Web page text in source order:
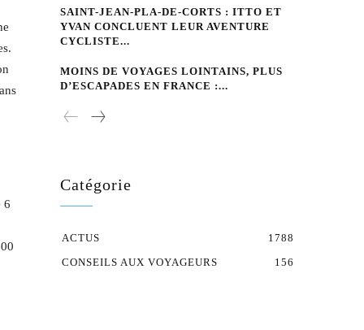
6
SAINT-JEAN-PLA-DE-CORTS : ITTO ET
YVAN CONCLUENT LEUR AVENTURE
CYCLISTE...
MOINS DE VOYAGES LOINTAINS, PLUS
D’ESCAPADES EN FRANCE :...
Catégorie
ACTUS
1788
CONSEILS AUX VOYAGEURS
156